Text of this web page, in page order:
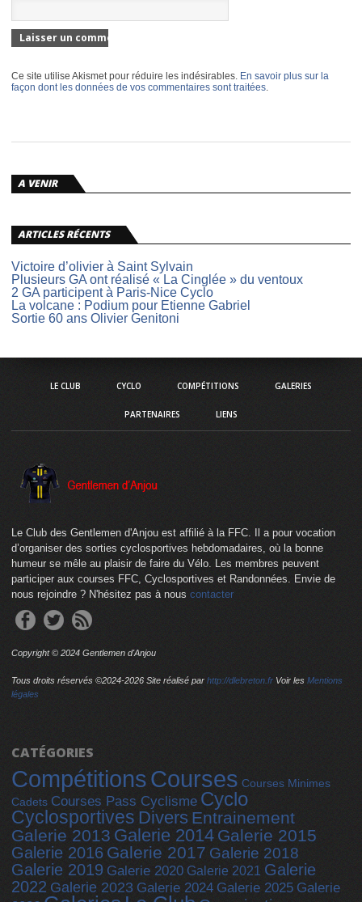
Ce site utilise Akismet pour réduire les indésirables. En savoir plus sur la
façon dont les données de vos commentaires sont traitées.
A VENIR
ARTICLES RÉCENTS
Victoire d’olivier à Saint Sylvain
Plusieurs GA ont réalisé « La Cinglée » du ventoux
2 GA participent à Paris-Nice Cyclo
La volcane : Podium pour Etienne Gabriel
Sortie 60 ans Olivier Genitoni
LE CLUB CYCLO COMPÉTITIONS GALERIES
PARTENAIRES LIENS
Le Club des Gentlemen d'Anjou est affilié à la FFC. Il a pour vocation
d’organiser des sorties cyclosportives hebdomadaires, où la bonne
humeur se mêle au plaisir de faire du Vélo. Les membres peuvent
participer aux courses FFC, Cyclosportives et Randonnées. Envie de
nous rejoindre ? N'hésitez pas à nous contacter
Copyright © 2024 Gentlemen d'Anjou
Tous droits réservés ©2024-2026 Site réalisé par http://dlebreton.fr Voir les Mentions
légales
CATÉGORIES
CompétitionsCourses Courses Minimes
Cadets Courses Pass Cyclisme Cyclo
Cyclosportives Divers Entrainement
Galerie 2013 Galerie 2014 Galerie 2015
Galerie 2016 Galerie 2017 Galerie 2018
Galerie 2019 Galerie 2020 Galerie 2021 Galerie
2022 Galerie 2023 Galerie 2024 Galerie 2025 Galerie